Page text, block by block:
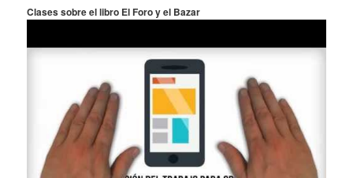
r
Clases sobre el libro El Foro y el Bazar